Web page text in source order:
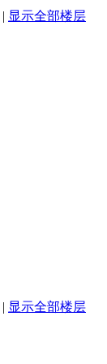
| 显示全部楼层
| 显示全部楼层